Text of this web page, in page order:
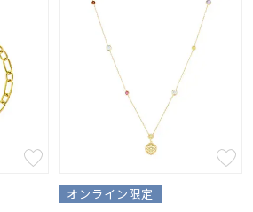
オンライン限定